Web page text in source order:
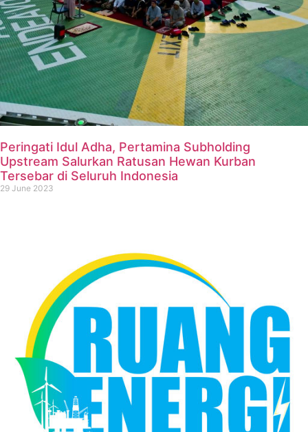
Peringati Idul Adha, Pertamina Subholding
Upstream Salurkan Ratusan Hewan Kurban
Tersebar di Seluruh Indonesia
29 June 2023